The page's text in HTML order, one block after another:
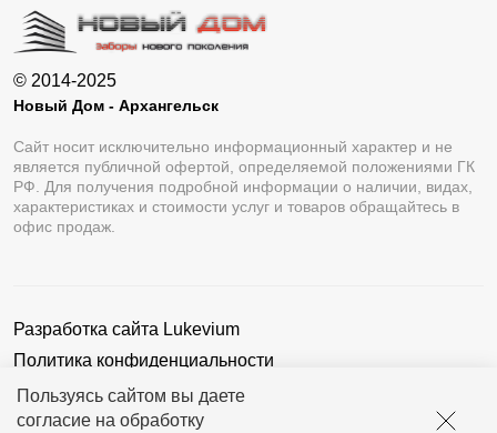
Пользуясь сайтом вы даете
согласие на обработку
© 2014-2025
Новый Дом - Архангельск
Сайт носит исключительно информационный характер и не
является публичной офертой, определяемой положениями ГК
РФ. Для получения подробной информации о наличии, видах,
характеристиках и стоимости услуг и товаров обращайтесь в
офис продаж.
Разработка сайта Lukevium
Политика конфиденциальности
Пользовательское соглашение